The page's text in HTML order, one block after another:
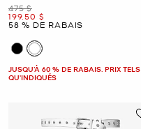
était
475 $
maintenant
199.50 $
58 % DE RABAIS
JUSQU’À 60 % DE RABAIS. PRIX TELS
QU'INDIQUÉS